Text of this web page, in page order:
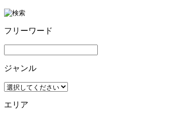
フリーワード
ジャンル
エリア